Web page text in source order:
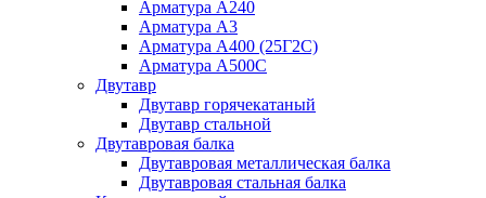
Арматура А240
Арматура А3
Арматура А400 (25Г2С)
Арматура А500С
Двутавр
Двутавр горячекатаный
Двутавр стальной
Двутавровая балка
Двутавровая металлическая балка
Двутавровая стальная балка